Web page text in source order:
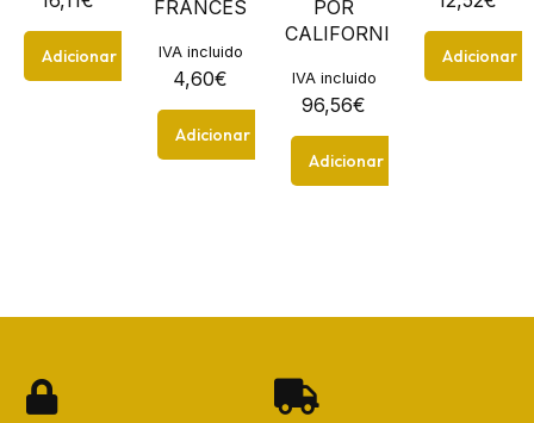
Adicionar
FRANCÊS
4,60€
IVA incluido
Adicionar
POR
CALIFORNIA...
96,56€
IVA incluido
Adicionar
Adicionar